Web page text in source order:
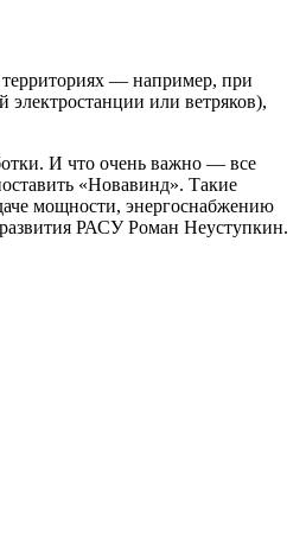
территориях — например, при
электростанции или ветряков),
И что очень важно — все
«Новавинд». Такие
мощности, энергоснабжению
РАСУ Роман Неуступкин.